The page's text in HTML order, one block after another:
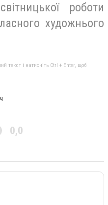
роботи
художнього
текст і натисніть Ctrl + Enter, щоб
0,0